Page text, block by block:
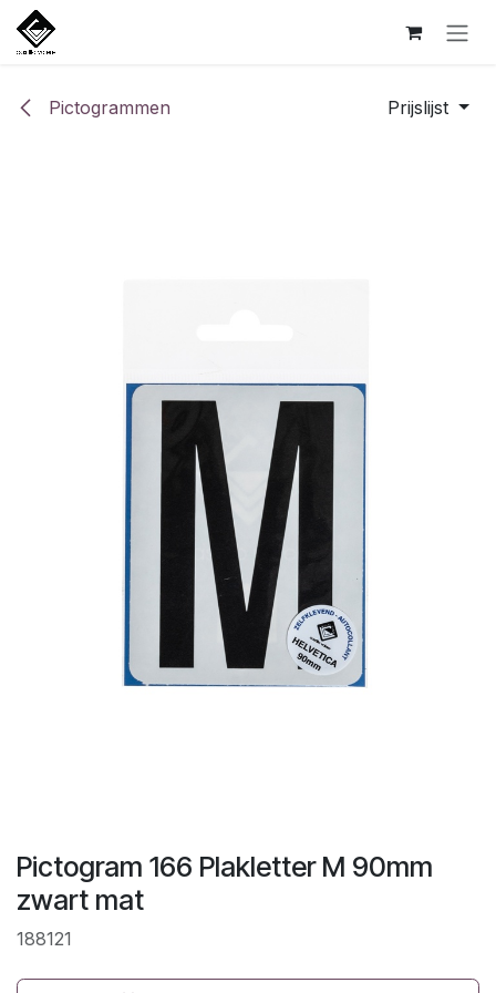
Overslaan naar inhoud
Pictogrammen Prijslijst
Pictogram 166 Plakletter M 90mm
zwart mat
188121